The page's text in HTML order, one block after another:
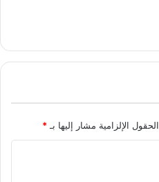
الحقول الإلزامية مشار إليها بـ *